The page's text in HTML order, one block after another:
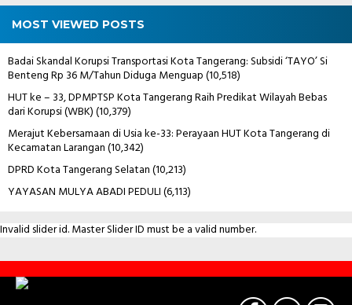
MOST VIEWED POSTS
Badai Skandal Korupsi Transportasi Kota Tangerang: Subsidi ‘TAYO’ Si
Benteng Rp 36 M/Tahun Diduga Menguap(10,518)
HUT ke – 33, DPMPTSP Kota Tangerang Raih Predikat Wilayah Bebas
dari Korupsi (WBK)(10,379)
Merajut Kebersamaan di Usia ke-33: Perayaan HUT Kota Tangerang di
Kecamatan Larangan(10,342)
DPRD Kota Tangerang Selatan(10,213)
YAYASAN MULYA ABADI PEDULI(6,113)
Invalid slider id. Master Slider ID must be a valid number.
Contact
Us